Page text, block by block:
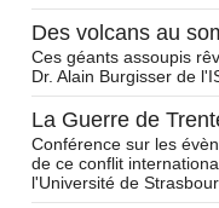
Des volcans au
Ces géants assoupis
Dr. Alain Burgisser de
La Guerre de
Conférence sur les
de ce conflit
l'Université de